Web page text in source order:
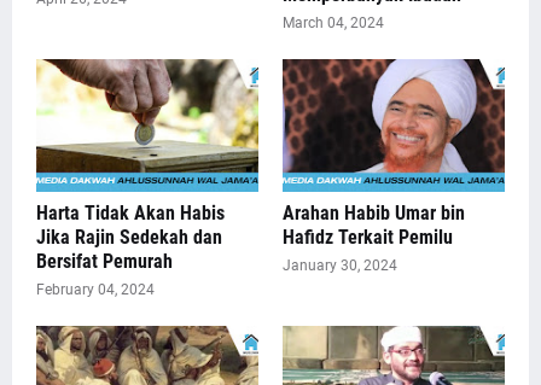
March 04, 2024
Harta Tidak Akan Habis
Jika Rajin Sedekah dan
Bersifat Pemurah
February 04, 2024
Arahan Habib Umar bin
Hafidz Terkait Pemilu
January 30, 2024